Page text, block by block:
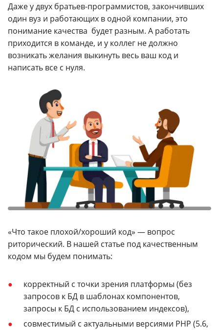
Даже у двух братьев-программистов, закончивших
один вуз и работающих в одной компании, это
понимание качества будет разным. А работать
приходится в команде, и у коллег не должно
возникать желания выкинуть весь ваш код и
написать все с нуля.
«Что такое плохой/хороший код» — вопрос
риторический. В нашей статье под качественным
кодом мы будем понимать:
корректный с точки зрения платформы (без
запросов к БД в шаблонах компонентов,
запросы к БД с использованием индексов),
совместимый с актуальными версиями PHP (5.6,